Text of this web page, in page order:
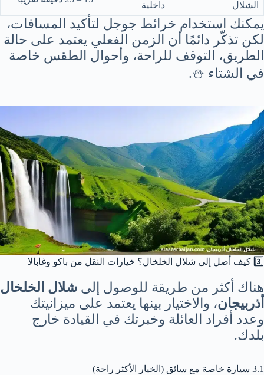
الشلال داخلية
يمكنك استخدام خرائط جوجل لتأكيد المسافات،
لكن تذكّر دائمًا أن الزمن الفعلي يعتمد على حالة
الطريق، التوقف للراحة، وأحوال الطقس خاصة
في الشتاء ⛄.
3️⃣ كيف أصل إلى شلال الخلخال؟ خيارات النقل من باكو وغابالا
هناك أكثر من طريقة للوصول إلى شلال الخلخال
أذربيجان، والاختيار بينها يعتمد على ميزانيتك
وعدد أفراد العائلة وخبرتك في القيادة خارج
بلدك.
3.1 سيارة خاصة مع سائق (الخيار الأكثر راحة)